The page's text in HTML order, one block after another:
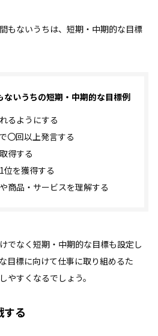
もないうちは、短期・中期的な目標
ないうちの短期・中期的な目標例
るようにする
〇回以上発言する
得する
位を獲得する
商品・サービスを理解する
でなく短期・中期的な目標も設定し
目標に向けて仕事に取り組めるた
やすくなるでしょう。
する